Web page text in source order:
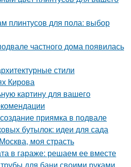
плинтусов для пола: выбор
частного дома появилась
стили
Кирова
картину для вашего
приямка в подвале
бутылок: идеи для сада
моя страсть
в гараже: решаем ее вместе
трубы для бани своими руками